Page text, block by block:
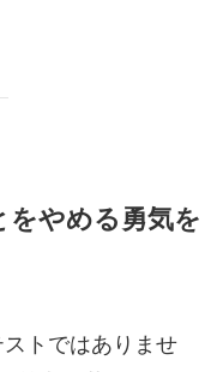
やめる勇気を
トではありませ